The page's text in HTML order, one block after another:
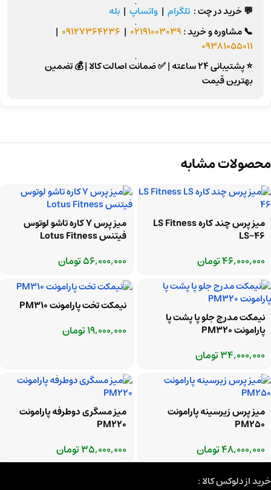
💬 خرید در چت : تلگرام | واتساپ | بله
📞مشاوره و خرید :02191003039
|
09127364236
|
09381055011
⭐ پشتیبانی 24 ساعته
|✅ ضمانت اصالت کالا|💰 تضمین
بهترین قیمت
محصولات مشابه
میز پرس چند کاره LS Fitness
LS-46
46,000,000تومان
میز پرس 7 کاره تاشو لوتوس
فیتنس Lotus Fitness
56,000,000تومان
نیمکت مدرج جلو پا پشت پا
پارامونت PM320
34,000,000تومان
نیمکت تخت پارامونت PM310
19,000,000تومان
میز پرس زیرسینه پارامونت
PM250
48,000,000تومان
میز مسگری دوطرفه پارامونت
PM220
35,000,000تومان
خرید از دلوکس کالا :